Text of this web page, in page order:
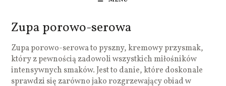
Zupa porowo-serowa
Zupa porowo-serowa to pyszny, kremowy przysmak,
który z pewnością zadowoli wszystkich miłośników
intensywnych smaków. Jest to danie, które doskonale
sprawdzi się zarówno jako rozgrzewający obiad w